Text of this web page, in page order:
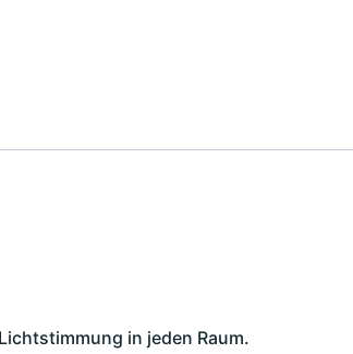
in jeden Raum.